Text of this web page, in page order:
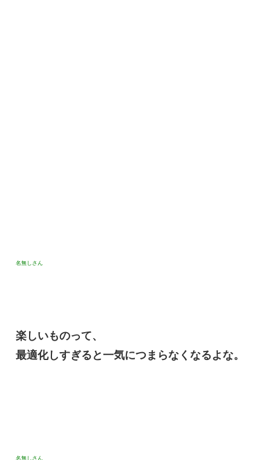
名無しさん
楽しいものって、
最適化しすぎると一気につまらなくなるよな。
名無しさん